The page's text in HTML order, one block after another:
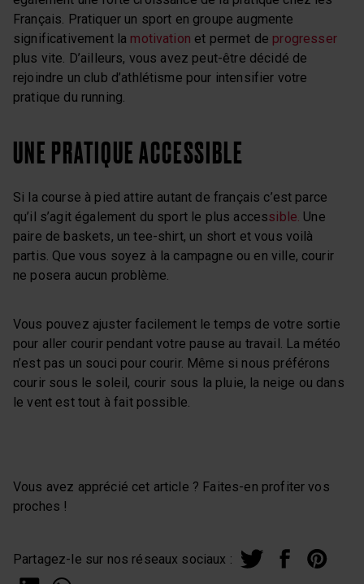
Français. Pratiquer un sport en groupe augmente
significativement la motivation et permet de progresser
plus vite. D’ailleurs, vous avez peut-être décidé de
rejoindre un club d’athlétisme pour intensifier votre
pratique du running.
UNE PRATIQUE ACCESSIBLE
Si la course à pied attire autant de français c’est parce
qu’il s’agit également du sport le plus accessible. Une
paire de baskets, un tee-shirt, un short et vous voilà
partis. Que vous soyez à la campagne ou en ville, courir
ne posera aucun problème.
Vous pouvez ajuster facilement le temps de votre sortie
pour aller courir pendant votre pause au travail. La météo
n’est pas un souci pour courir. Même si nous préférons
courir sous le soleil, courir sous la pluie, la neige ou dans
le vent est tout à fait possible.
Vous avez apprécié cet article ? Faites-en profiter vos
proches !
Partagez-le sur nos réseaux sociaux :